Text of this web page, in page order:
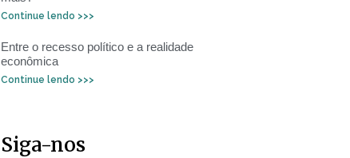
Continue lendo >>>
Entre o recesso político e a realidade
econômica
Continue lendo >>>
Siga-nos